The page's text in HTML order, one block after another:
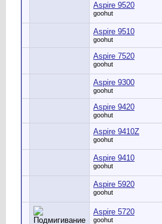
Aspire 9520
goohut
Aspire 9510
goohut
Aspire 7520
goohut
Aspire 9300
goohut
Aspire 9420
goohut
Aspire 9410Z
goohut
Aspire 9410
goohut
Aspire 5920
goohut
Aspire 5720
goohut